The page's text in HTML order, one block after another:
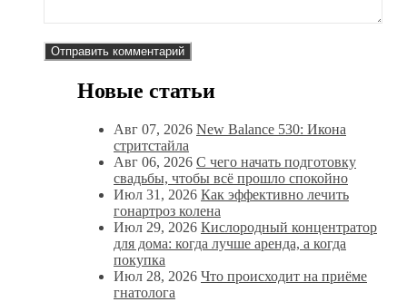
Новые статьи
Авг 07, 2026 New Balance 530: Икона
стритстайла
Авг 06, 2026 С чего начать подготовку
свадьбы, чтобы всё прошло спокойно
Июл 31, 2026 Как эффективно лечить
гонартроз колена
Июл 29, 2026 Кислородный концентратор
для дома: когда лучше аренда, а когда
покупка
Июл 28, 2026 Что происходит на приёме
гнатолога